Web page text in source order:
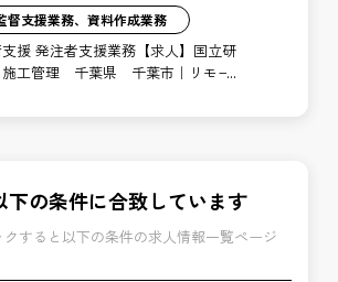
督支援業務、資料作成業務
援 発注者支援業務【求人】国立研
工管理 千葉県 千葉市｜リモー
下の条件に合致しています
すると以下の条件の求人情報一覧ページ